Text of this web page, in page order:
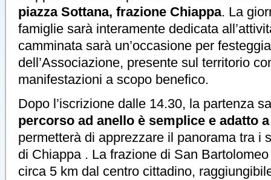
piazza Sottana, frazione Chiappa. La
famiglie sarà interamente dedicata
camminata sarà un’occasione per
dell’Associazione, presente sul territorio
manifestazioni a scopo benefico.
Dopo l’iscrizione dalle 14.30, la partenza
percorso ad anello è semplice e adatto
permetterà di apprezzare il panorama tra i
di Chiappa . La frazione di San
circa 5 km dal centro cittadino,